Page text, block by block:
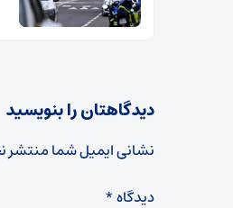
دیدگاهتان را بنویسید
نشانی ایمیل شما منتشر
دیدگاه*